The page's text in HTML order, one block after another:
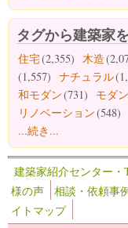
タグから建築家
住宅(2,355) 木造
(1,557) ナチュラル
和モダン(731) モダン
リノベーション(548)
...続き...
建築家紹介センター・
様の声
相談・依頼事
イトマップ